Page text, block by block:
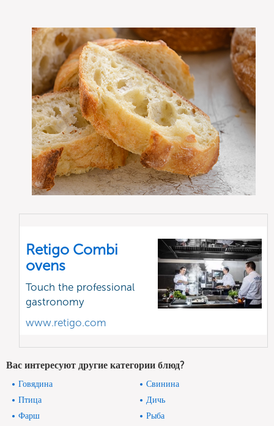
Retigo Combi
ovens
Touch the professional
gastronomy
www.retigo.com
Вас интересуют другие категории блюд?
Говядина
Свинина
Птица
Дичь
Фарш
Рыба